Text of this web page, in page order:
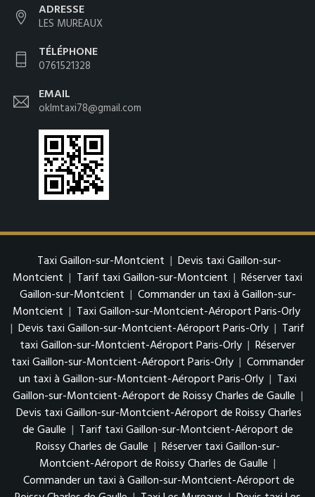
ADRESSE
LES MUREAUX
TÉLÉPHONE
0761521328
EMAIL
oklmtaxi78@gmail.com
Taxi Gaillon-sur-Montcient | Devis taxi Gaillon-sur-
Montcient | Tarif taxi Gaillon-sur-Montcient | Réserver taxi
Gaillon-sur-Montcient | Commander un taxi à Gaillon-sur-
Montcient | Taxi Gaillon-sur-Montcient-Aéroport Paris-Orly
| Devis taxi Gaillon-sur-Montcient-Aéroport Paris-Orly | Tarif
taxi Gaillon-sur-Montcient-Aéroport Paris-Orly | Réserver
taxi Gaillon-sur-Montcient-Aéroport Paris-Orly | Commander
un taxi à Gaillon-sur-Montcient-Aéroport Paris-Orly | Taxi
Gaillon-sur-Montcient-Aéroport de Roissy Charles de Gaulle |
Devis taxi Gaillon-sur-Montcient-Aéroport de Roissy Charles
de Gaulle | Tarif taxi Gaillon-sur-Montcient-Aéroport de
Roissy Charles de Gaulle | Réserver taxi Gaillon-sur-
Montcient-Aéroport de Roissy Charles de Gaulle |
Commander un taxi à Gaillon-sur-Montcient-Aéroport de